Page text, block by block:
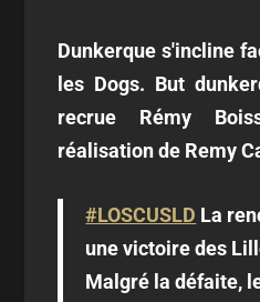
Dunkerque s'incline
les Dogs. But
recrue Rémy
réalisation de Remy
#LOSCUSLD La
une victoire des
Malgré la défaite,